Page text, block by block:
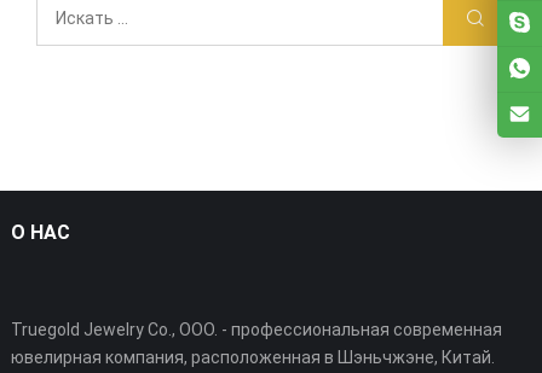
О НАС
Truegold Jewelry Co., ООО. - профессиональная современная
ювелирная компания, расположенная в Шэньчжэне, Китай.